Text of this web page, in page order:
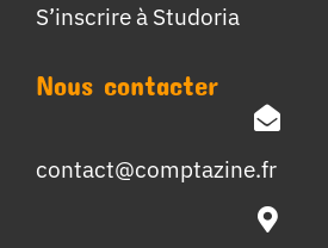
S’inscrire à Studoria
Nous contacter
contact@comptazine.fr